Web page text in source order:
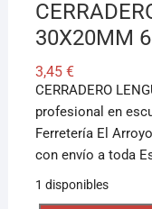
30X20MM
3,45 €
CERRADERO
profesional en
Ferretería El
con envío a toda
1 disponibles